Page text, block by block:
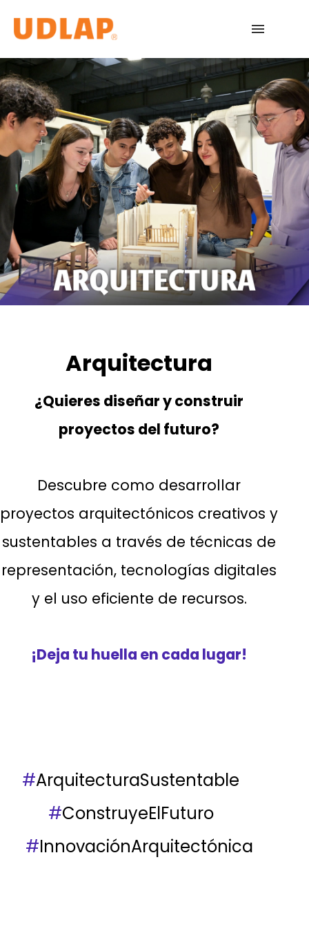
Licenciaturas
Admisiones
English
Arquitectura
¿Quieres diseñar y construir
proyectos del futuro?
Descubre como desarrollar
proyectos arquitectónicos creativos y
sustentables a través de técnicas de
representación, tecnologías digitales
y el uso eficiente de recursos.
¡Deja tu huella en cada lugar!
#ArquitecturaSustentable
#ConstruyeElFuturo
#InnovaciónArquitectónica